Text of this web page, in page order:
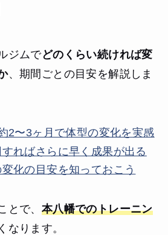
ジムでどのくらい続ければ変
、期間ごとの目安を解説しま
2〜3ヶ月で体型の変化を実感
ればさらに早く成果が出る
化の目安を知っておこう
とで、 本八幡でのトレーニン
なります。